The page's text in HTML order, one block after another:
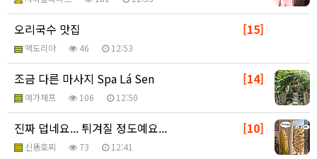
[15]
오리국수 맛집
맥도리아 46 12:53
[14]
조금 다른 마사지 Spa Lá Sen
예가체프 106 12:50
[10]
진짜 덥네요... 튀겨질 정도예요...
신똥호찌 73 12:41